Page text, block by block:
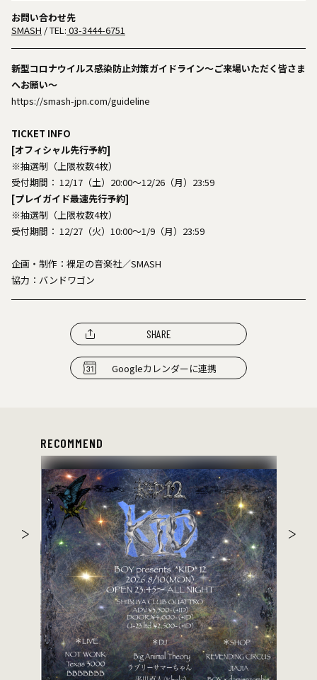
お問い合わせ先
SMASH / TEL: 03-3444-6751
新型コロナウイルス感染防止対策ガイドライン～ご来場いただく皆さま
へお願い～
https://smash-jpn.com/guideline
TICKET INFO
[オフィシャル先行予約]
※抽選制（上限枚数4枚）
受付期間： 12/17（土）20:00～12/26（月）23:59
[プレイガイド最速先行予約]
※抽選制（上限枚数4枚）
受付期間： 12/27（火）10:00～1/9（月）23:59
企画・制作：裸足の音楽社／SMASH
協力：バンドワゴン
SHARE
Googleカレンダーに連携
RECOMMEND